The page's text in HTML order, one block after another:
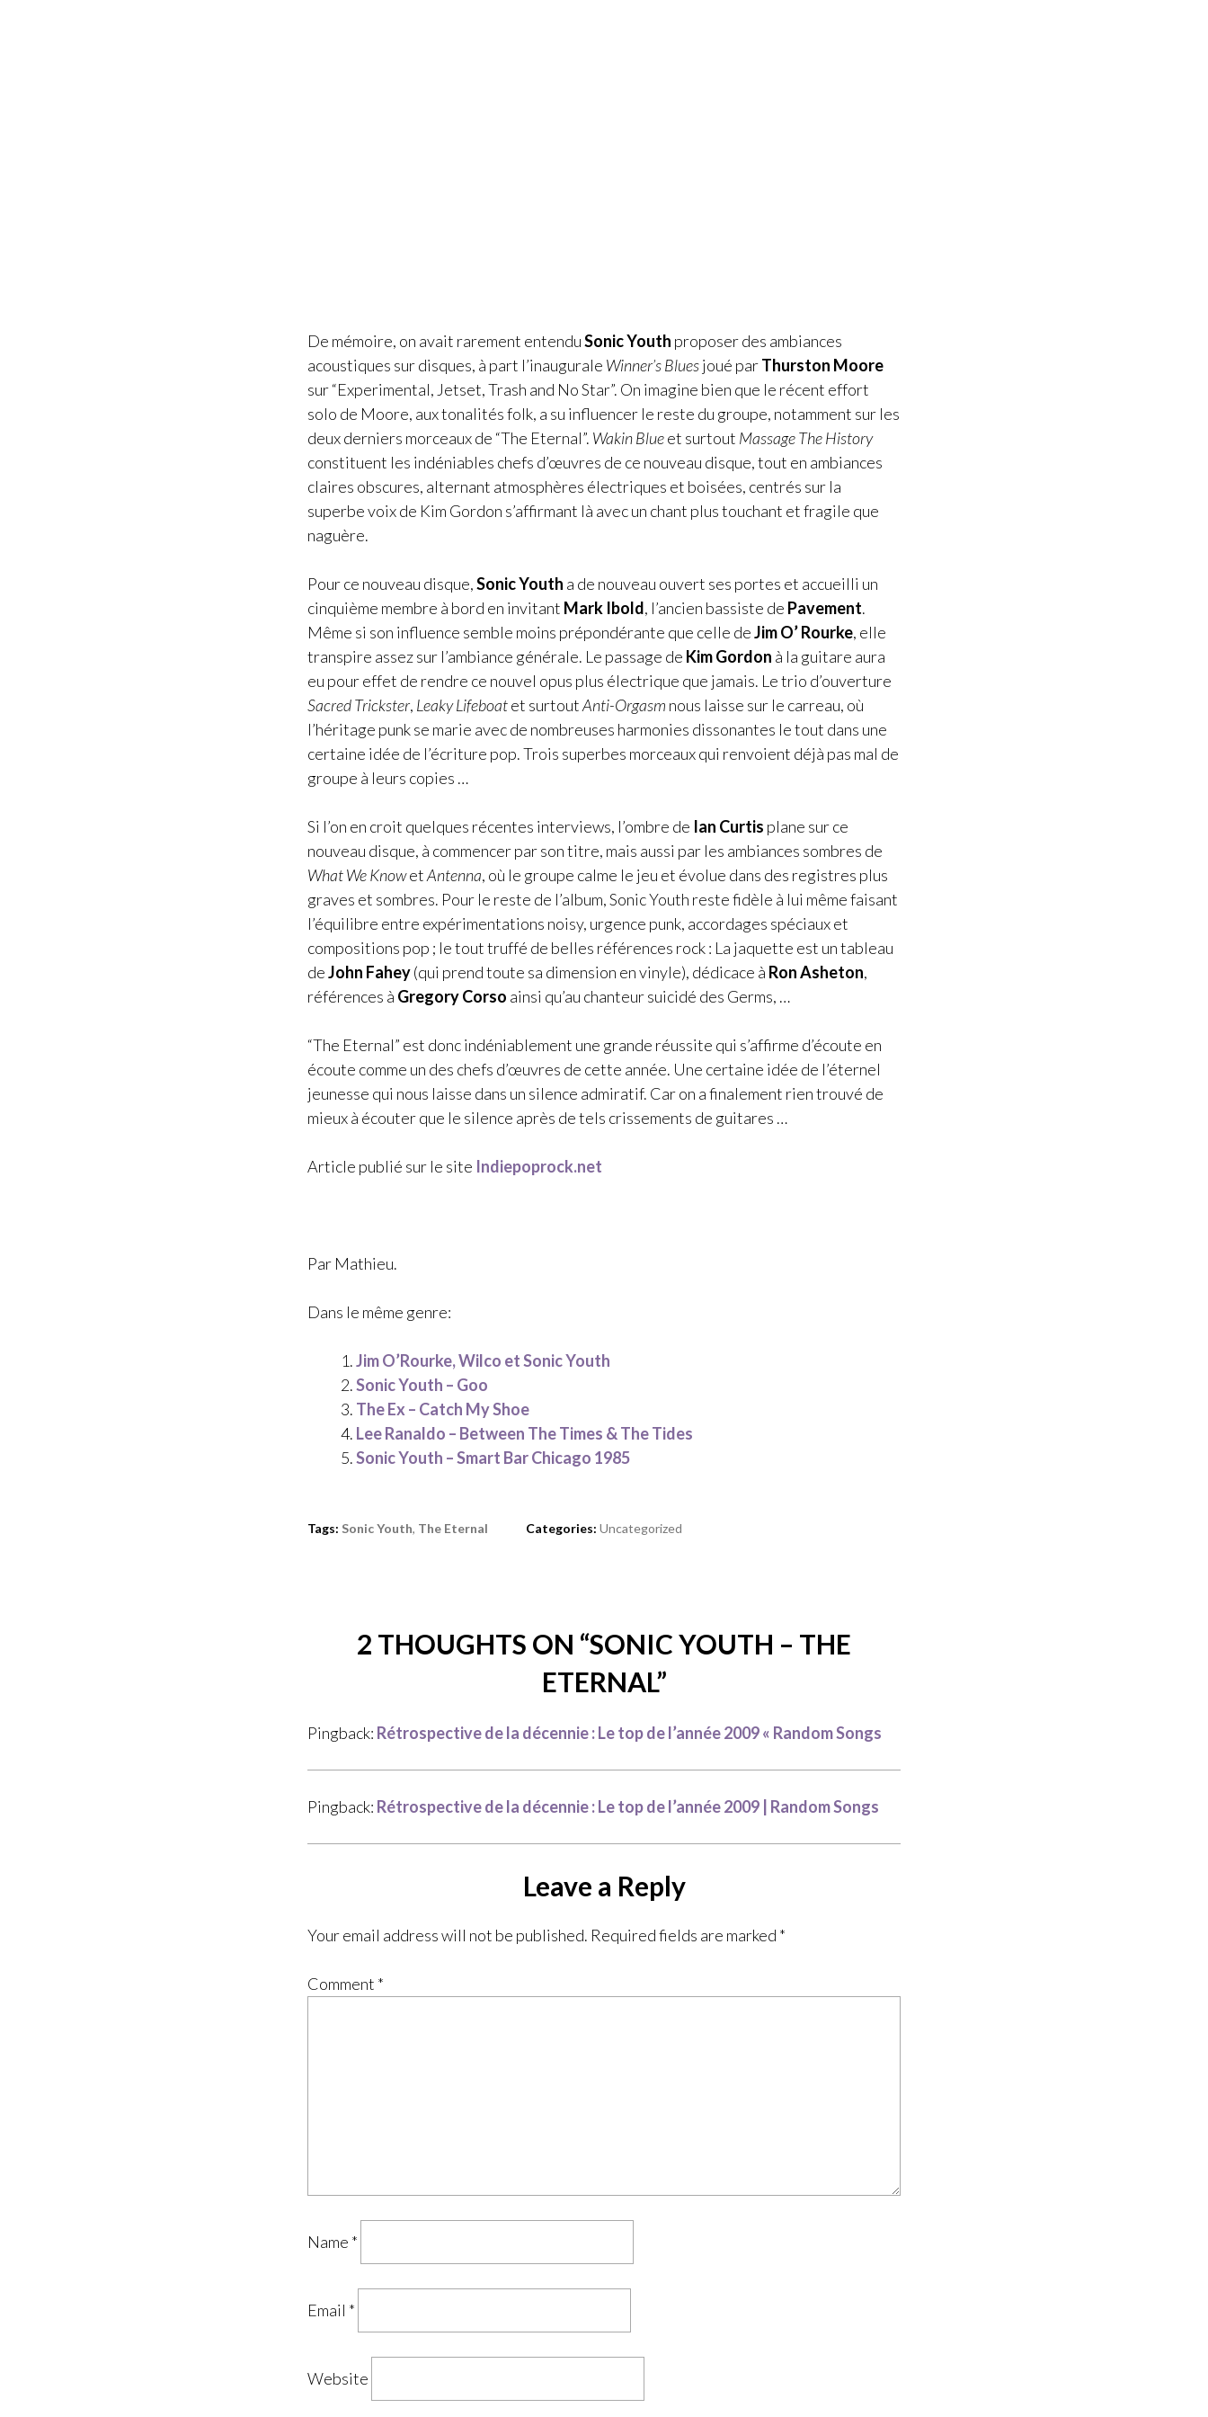
De mémoire, on avait rarement entenduSonic Youth proposer des ambiances
acoustiques sur disques, à part l’inaugurale Winner’s Bluesjoué parThurston Moore
sur “Experimental, Jetset, Trash and No Star”. On imagine bien que le récent effort
solo de Moore, aux tonalités folk, a su influencer le reste du groupe, notamment sur les
deux derniers morceaux de “The Eternal”. Wakin Blueet surtout Massage The History
constituent les indéniables chefs d’œuvres de ce nouveau disque, tout en ambiances
claires obscures, alternant atmosphères électriques et boisées, centrés sur la
superbe voix de Kim Gordon s’affirmant là avec un chant plus touchant et fragile que
naguère.
Pour ce nouveau disque,Sonic Youth a de nouveau ouvert ses portes et accueilli un
cinquième membre à bord en invitant Mark Ibold, l’ancien bassiste de Pavement.
Même si son influence semble moins prépondérante que celle deJim O’ Rourke, elle
transpire assez sur l’ambiance générale. Le passage de Kim Gordon à la guitare aura
eu pour effet de rendre ce nouvel opus plus électrique que jamais. Le trio d’ouverture
Sacred Trickster, Leaky Lifeboatet surtoutAnti-Orgasm nous laisse sur le carreau, où
l’héritage punk se marie avec de nombreuses harmonies dissonantes le tout dans une
certaine idée de l’écriture pop. Trois superbes morceaux qui renvoient déjà pas mal de
groupe à leurs copies …
Si l’on en croit quelques récentes interviews, l’ombre de Ian Curtis plane sur ce
nouveau disque, à commencer par son titre, mais aussi par les ambiances sombres de
What We KnowetAntenna, où le groupe calme le jeu et évolue dans des registres plus
graves et sombres. Pour le reste de l’album, Sonic Youth reste fidèle à lui même faisant
l’équilibre entre expérimentations noisy, urgence punk, accordages spéciaux et
compositions pop ; le tout truffé de belles références rock : La jaquette est un tableau
deJohn Fahey(qui prend toute sa dimension en vinyle), dédicace à Ron Asheton,
références à Gregory Corso ainsi qu’au chanteur suicidé des Germs, …
“The Eternal” est donc indéniablement une grande réussite qui s’affirme d’écoute en
écoute comme un des chefs d’œuvres de cette année. Une certaine idée de l’éternel
jeunesse qui nous laisse dans un silence admiratif. Car on a finalement rien trouvé de
mieux à écouter que le silence après de tels crissements de guitares …
Article publié sur le site Indiepoprock.net
Par Mathieu.
Dans le même genre:
Jim O’Rourke, Wilco et Sonic Youth
Sonic Youth – Goo
The Ex – Catch My Shoe
Lee Ranaldo – Between The Times & The Tides
Sonic Youth – Smart Bar Chicago 1985
Tags: Sonic Youth, The Eternal Categories: Uncategorized
2 THOUGHTS ON “SONIC YOUTH – THE
ETERNAL”
Pingback: Rétrospective de la décennie : Le top de l’année 2009 « Random Songs
Pingback: Rétrospective de la décennie : Le top de l’année 2009 | Random Songs
Leave a Reply
Your email address will not be published. Required fields are marked *
Comment *
Name *
Email *
Website